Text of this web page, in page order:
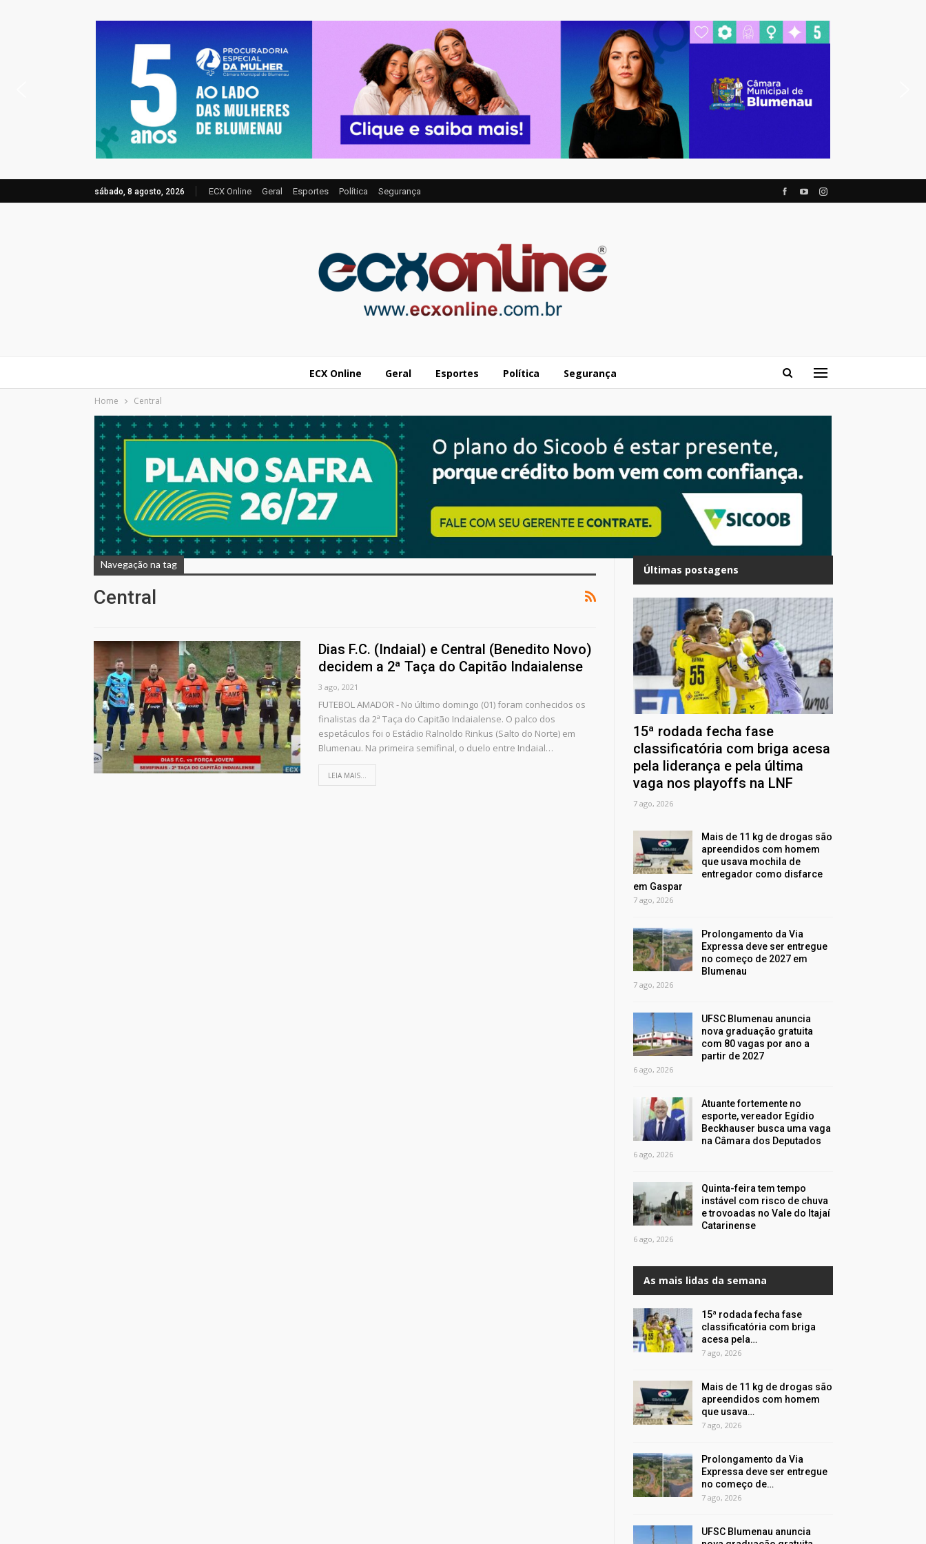
sábado, 8 agosto, 2026 ECX Online Geral Esportes Política Segurança
ECX Online Geral Esportes Política Segurança
Home Central
Navegação na tag
Central
Dias F.C. (Indaial) e Central (Benedito Novo)
decidem a 2ª Taça do Capitão Indaialense
3 ago, 2021
FUTEBOL AMADOR - No último domingo (01) foram conhecidos os
finalistas da 2ª Taça do Capitão Indaialense. O palco dos
espetáculos foi o Estádio Ralnoldo Rinkus (Salto do Norte) em
Blumenau. Na primeira semifinal, o duelo entre Indaial…
LEIA MAIS...
Últimas postagens
15ª rodada fecha fase
classificatória com briga acesa
pela liderança e pela última
vaga nos playoffs na LNF
7 ago, 2026
Mais de 11 kg de drogas são
apreendidos com homem
que usava mochila de
entregador como disfarce
em Gaspar
7 ago, 2026
Prolongamento da Via
Expressa deve ser entregue
no começo de 2027 em
Blumenau
7 ago, 2026
UFSC Blumenau anuncia
nova graduação gratuita
com 80 vagas por ano a
partir de 2027
6 ago, 2026
Atuante fortemente no
esporte, vereador Egídio
Beckhauser busca uma vaga
na Câmara dos Deputados
6 ago, 2026
Quinta-feira tem tempo
instável com risco de chuva
e trovoadas no Vale do Itajaí
Catarinense
6 ago, 2026
As mais lidas da semana
15ª rodada fecha fase
classificatória com briga
acesa pela…
7 ago, 2026
Mais de 11 kg de drogas são
apreendidos com homem
que usava…
7 ago, 2026
Prolongamento da Via
Expressa deve ser entregue
no começo de…
7 ago, 2026
UFSC Blumenau anuncia